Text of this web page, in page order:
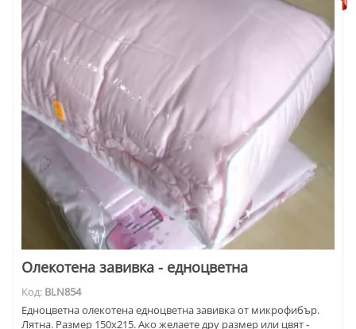
Олекотена завивка - едноцветна
Код: BLN854
Едноцветна олекотена едноцветна завивка от микрофибър.
Лятна. Размер 150х215. Ако желаете дру размер или цвят -